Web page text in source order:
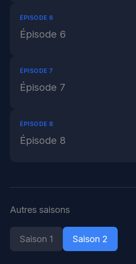
ÉPISODE 6
Épisode 6
ÉPISODE 7
Épisode 7
ÉPISODE 8
Épisode 8
Autres saisons
Saison 1 Saison 2